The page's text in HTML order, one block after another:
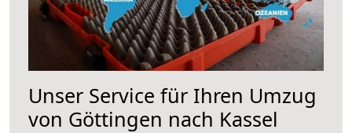
Unser Service für Ihren Umzug
von Göttingen nach Kassel